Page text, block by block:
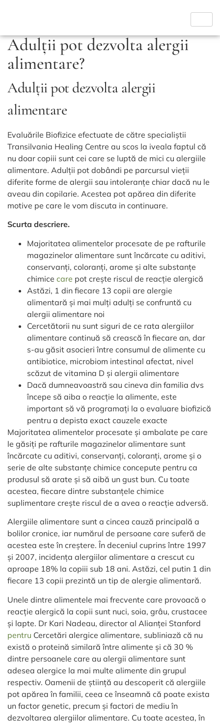
Adulții pot dezvolta alergii
alimentare?
Adulții pot dezvolta alergii
alimentare
Evaluările Biofizice efectuate de către specialiștii
Transilvania Healing Centre au scos la iveala faptul că
nu doar copiii sunt cei care se luptă de mici cu alergiile
alimentare. Adulții pot dobândi pe parcursul vieții
diferite forme de alergii sau intoleranțe chiar dacă nu le
aveau din copilarie. Acestea pot apărea din diferite
motive pe care le vom discuta in continuare.
Scurta descriere.
Majoritatea alimentelor procesate de pe rafturile
magazinelor alimentare sunt încărcate cu aditivi,
conservanți, coloranți, arome și alte substanțe
chimice care pot crește riscul de reacție alergică
Astăzi, 1 din fiecare 13 copii are alergie
alimentară și mai mulți adulți se confruntă cu
alergii alimentare noi
Cercetătorii nu sunt siguri de ce rata alergiilor
alimentare continuă să crească în fiecare an, dar
s-au găsit asocieri între consumul de alimente cu
antibiotice, microbiom intestinal afectat, nivel
scăzut de vitamina D și alergii alimentare
Dacă dumneavoastră sau cineva din familia dvs
începe să aiba o reacție la alimente, este
important să vă programați la o evaluare biofizică
pentru a depista exact cauzele exacte
Majoritatea alimentelor procesate și ambalate pe care
le găsiți pe rafturile magazinelor alimentare sunt
încărcate cu aditivi, conservanți, coloranți, arome și o
serie de alte substanțe chimice concepute pentru ca
produsul să arate și să aibă un gust bun. Cu toate
acestea, fiecare dintre substanțele chimice
suplimentare crește riscul de a avea o reacție adversă.
Alergiile alimentare sunt a cincea cauză principală a
bolilor cronice, iar numărul de persoane care suferă de
acestea este în creștere. În deceniul cuprins între 1997
și 2007, incidența alergiilor alimentare a crescut cu
aproape 18% la copiii sub 18 ani. Astăzi, cel putin 1 din
fiecare 13 copii prezintă un tip de alergie alimentară.
Unele dintre alimentele mai frecvente care provoacă o
reacție alergică la copii sunt nuci, soia, grâu, crustacee
și lapte. Dr Kari Nadeau, director al Alianței Stanford
pentru Cercetări alergice alimentare, subliniază că nu
există o proteină similară între alimente și că 30 %
dintre persoanele care au alergii alimentare sunt
adesea alergice la mai multe alimente din grupul
respectiv. Oamenii de știință au descoperit că alergiile
pot apărea în familii, ceea ce înseamnă că poate exista
un factor genetic, precum și factori de mediu în
dezvoltarea alergiilor alimentare. Cu toate acestea, în